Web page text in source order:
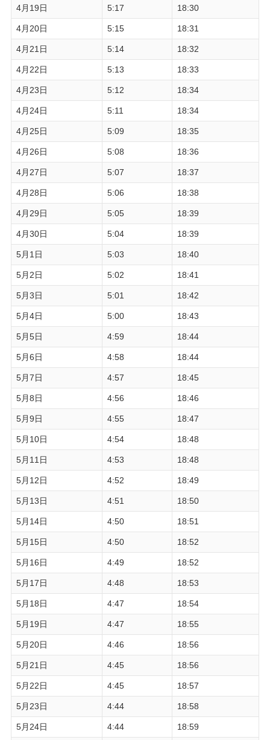
4月19日 5:17 18:30
4月20日 5:15 18:31
4月21日 5:14 18:32
4月22日 5:13 18:33
4月23日 5:12 18:34
4月24日 5:11 18:34
4月25日 5:09 18:35
4月26日 5:08 18:36
4月27日 5:07 18:37
4月28日 5:06 18:38
4月29日 5:05 18:39
4月30日 5:04 18:39
5月1日 5:03 18:40
5月2日 5:02 18:41
5月3日 5:01 18:42
5月4日 5:00 18:43
5月5日 4:59 18:44
5月6日 4:58 18:44
5月7日 4:57 18:45
5月8日 4:56 18:46
5月9日 4:55 18:47
5月10日 4:54 18:48
5月11日 4:53 18:48
5月12日 4:52 18:49
5月13日 4:51 18:50
5月14日 4:50 18:51
5月15日 4:50 18:52
5月16日 4:49 18:52
5月17日 4:48 18:53
5月18日 4:47 18:54
5月19日 4:47 18:55
5月20日 4:46 18:56
5月21日 4:45 18:56
5月22日 4:45 18:57
5月23日 4:44 18:58
5月24日 4:44 18:59